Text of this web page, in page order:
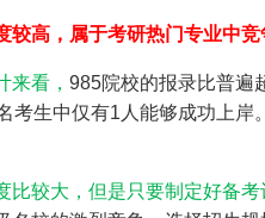
较高，属于考研热门专业中竞
来看， 985院校的报录比普遍
考生中仅有1人能够成功上
比较大，但是只要制定好备